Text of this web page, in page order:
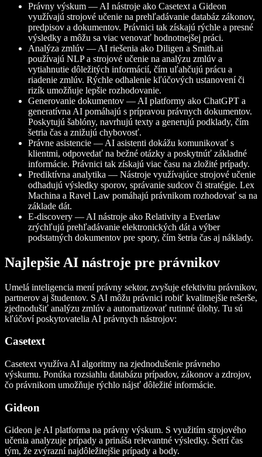
Právny výskum — AI nástroje ako Casetext a Gideon
využívajú strojové učenie na prehľadávanie databáz zákonov,
predpisov a dokumentov. Právnici tak získajú rýchle a presné
výsledky a môžu sa viac venovať hodnotnejšej práci.
Analýza zmlúv — AI riešenia ako Diligen a Smith.ai
používajú NLP a strojové učenie na analýzu zmlúv a
vytiahnutie dôležitých informácií, čím uľahčujú prácu a
riadenie zmlúv. Rýchle odhalenie kľúčových ustanovení či
rizík umožňuje lepšie rozhodovanie.
Generovanie dokumentov — AI platformy ako ChatGPT a
generatívna AI pomáhajú s prípravou právnych dokumentov.
Poskytujú šablóny, navrhujú texty a generujú podklady, čím
šetria čas a znižujú chybovosť.
Právne asistencie — AI asistenti dokážu komunikovať s
klientmi, odpovedať na bežné otázky a poskytnúť základné
informácie. Právnici tak získajú viac času na zložité prípady.
Prediktívna analytika — Nástroje využívajúce strojové učenie
odhadujú výsledky sporov, správanie sudcov či stratégie. Lex
Machina a Ravel Law pomáhajú právnikom rozhodovať sa na
základe dát.
E-discovery — AI nástroje ako Relativity a Everlaw
zrýchľujú prehľadávanie elektronických dát a výber
podstatných dokumentov pre spory, čím šetria čas aj náklady.
Najlepšie AI nástroje pre právnikov
Umelá inteligencia mení právny sektor, zvyšuje efektivitu právnikov,
partnerov aj študentov. S AI môžu právnici robiť kvalitnejšie rešerše,
zjednodušiť analýzu zmlúv a automatizovať rutinné úlohy. Tu sú
kľúčoví poskytovatelia AI právnych nástrojov:
Casetext
Casetext využíva AI algoritmy na zjednodušenie právneho
výskumu. Ponúka rozsiahlu databázu prípadov, zákonov a zdrojov,
čo právnikom umožňuje rýchlo nájsť dôležité informácie.
Gideon
Gideon je AI platforma na právny výskum. S využitím strojového
učenia analyzuje prípady a prináša relevantné výsledky. Šetrí čas
tým, že zvýrazní najdôležitejšie prípady a body.